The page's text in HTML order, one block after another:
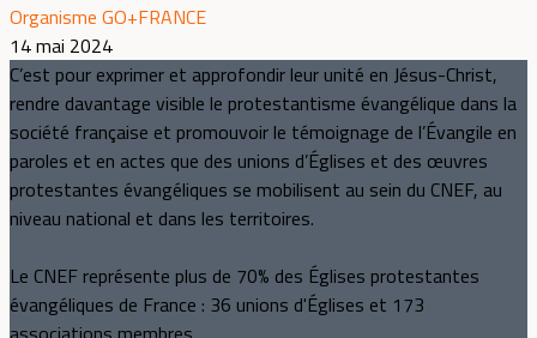
Organisme GO+FRANCE
14 mai 2024
C’est pour exprimer et approfondir leur unité en Jésus-Christ,
rendre davantage visible le protestantisme évangélique dans la
société française et promouvoir le témoignage de l’Évangile en
paroles et en actes que des unions d’Églises et des œuvres
protestantes évangéliques se mobilisent au sein du CNEF, au
niveau national et dans les territoires.
Le CNEF représente plus de 70% des Églises protestantes
évangéliques de France : 36 unions d'Églises et 173